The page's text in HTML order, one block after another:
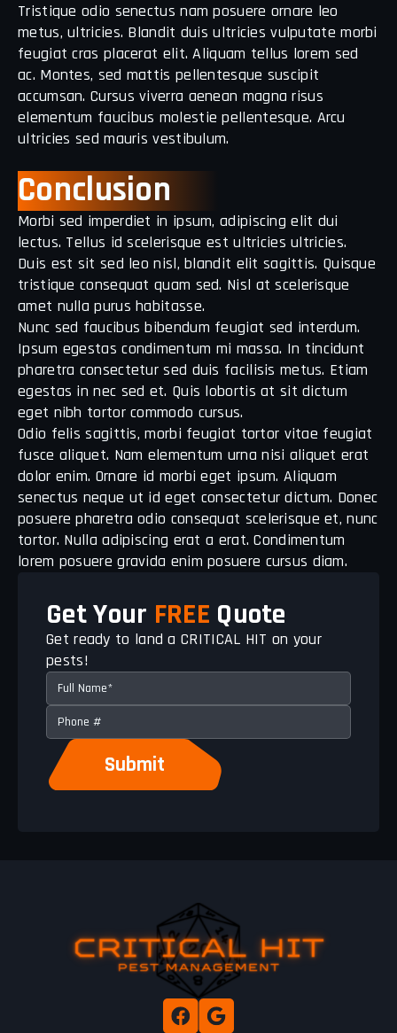
Tristique odio senectus nam posuere ornare leo
metus, ultricies. Blandit duis ultricies vulputate morbi
feugiat cras placerat elit. Aliquam tellus lorem sed
ac. Montes, sed mattis pellentesque suscipit
accumsan. Cursus viverra aenean magna risus
elementum faucibus molestie pellentesque. Arcu
ultricies sed mauris vestibulum.
Conclusion
Morbi sed imperdiet in ipsum, adipiscing elit dui
lectus. Tellus id scelerisque est ultricies ultricies.
Duis est sit sed leo nisl, blandit elit sagittis. Quisque
tristique consequat quam sed. Nisl at scelerisque
amet nulla purus habitasse.
Nunc sed faucibus bibendum feugiat sed interdum.
Ipsum egestas condimentum mi massa. In tincidunt
pharetra consectetur sed duis facilisis metus. Etiam
egestas in nec sed et. Quis lobortis at sit dictum
eget nibh tortor commodo cursus.
Odio felis sagittis, morbi feugiat tortor vitae feugiat
fusce aliquet. Nam elementum urna nisi aliquet erat
dolor enim. Ornare id morbi eget ipsum. Aliquam
senectus neque ut id eget consectetur dictum. Donec
posuere pharetra odio consequat scelerisque et, nunc
tortor. Nulla adipiscing erat a erat. Condimentum
lorem posuere gravida enim posuere cursus diam.
Get Your FREE Quote
Get ready to land a CRITICAL HIT on your
pests!